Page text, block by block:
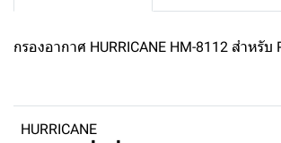
กรองอากาศ HURRICANE HM-8112 สำหรับ
HURRICANE